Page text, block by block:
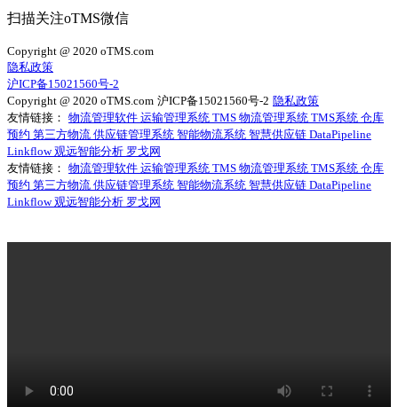
扫描关注oTMS微信
Copyright @ 2020 oTMS.com
隐私政策
沪ICP备15021560号-2
Copyright @ 2020 oTMS.com 沪ICP备15021560号-2 隐私政策
友情链接： 物流管理软件 运输管理系统 TMS 物流管理系统 TMS系统 仓库
预约 第三方物流 供应链管理系统 智能物流系统 智慧供应链 DataPipeline
Linkflow观远智能分析 罗戈网
友情链接： 物流管理软件 运输管理系统 TMS 物流管理系统 TMS系统 仓库
预约 第三方物流 供应链管理系统 智能物流系统 智慧供应链 DataPipeline
Linkflow观远智能分析 罗戈网